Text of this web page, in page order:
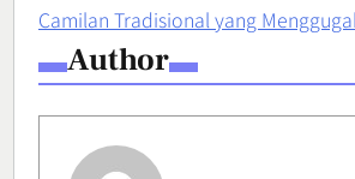
Camilan Tradisional yang
Author